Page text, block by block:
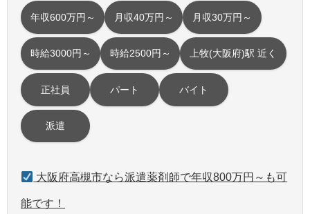
年収600万円～ 月収40万円～ 月収30万円～
時給3000円～ 時給2500円～ 上牧(大阪府)駅 近く
正社員 パート バイト
派遣
大阪府高槻市なら派遣薬剤師で年収800万円～も可
能です！